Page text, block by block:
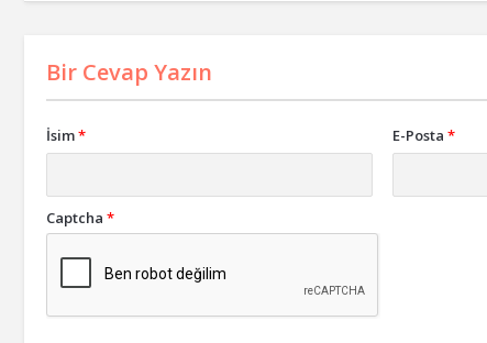
Bir Cevap Yazın
İsim* E-Posta *
Captcha *